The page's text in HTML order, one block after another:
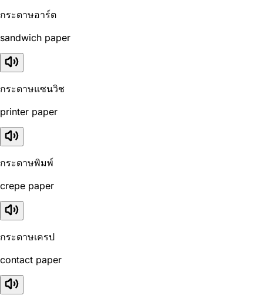
กระดาษอาร์ต
sandwich paper
กระดาษแซนวิช
printer paper
กระดาษพิมพ์
crepe paper
กระดาษเครป
contact paper